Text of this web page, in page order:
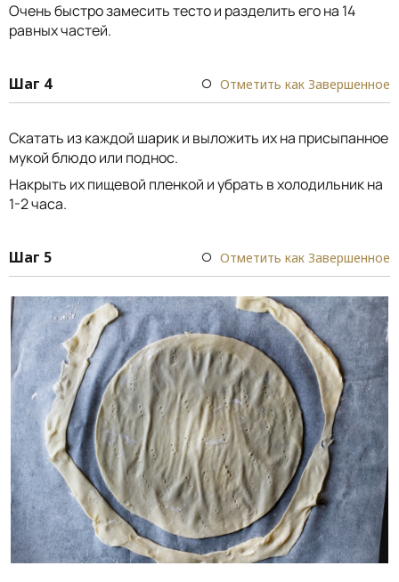
Очень быстро замесить тесто и разделить его на 14
равных частей.
Шаг 4 Отметить как Завершенное
Скатать из каждой шарик и выложить их на присыпанное
мукой блюдо или поднос.
Накрыть их пищевой пленкой и убрать в холодильник на
1-2 часа.
Шаг 5 Отметить как Завершенное